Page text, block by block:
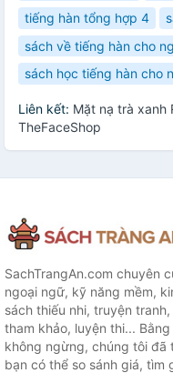
tiếng hàn tổng hợp 4
sách về tiếng hàn cho
sách học tiếng hàn cho
Liên kết: Mặt nạ trà xanh
TheFaceShop
SachTrangAn.com chuyên
ngoại ngữ, kỹ năng mềm,
sách thiếu nhi, truyện
tham khảo, luyện thi...
không ngừng, chúng tôi đã
bạn có thể so sánh giá, tìm